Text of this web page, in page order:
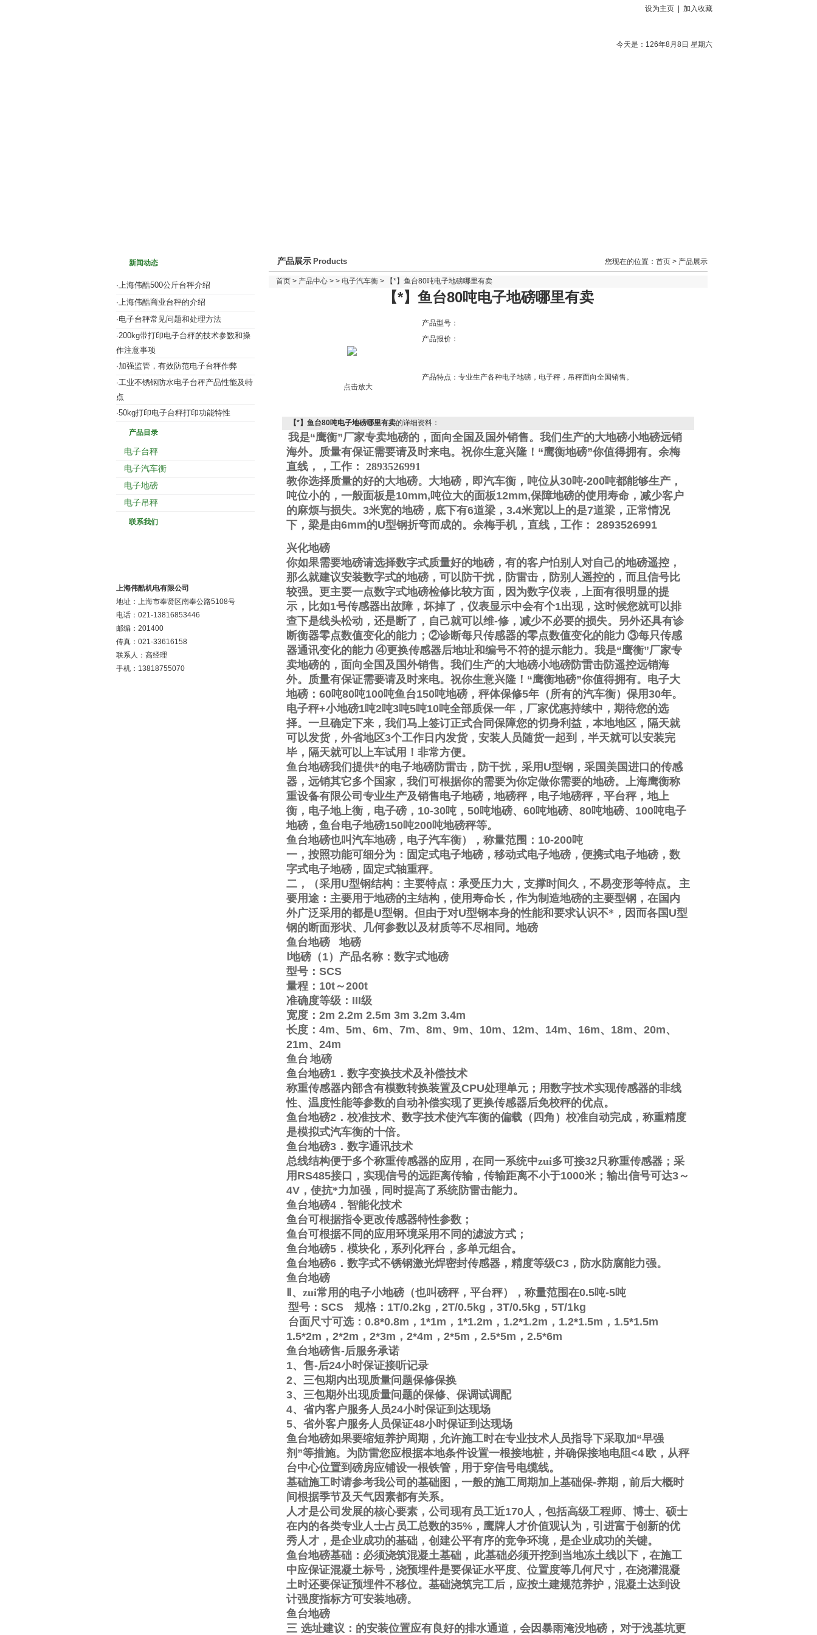
设为主页 加入收藏
今天是：126年8月8日 星期六
新闻动态
·上海伟酷500公斤台秤介绍
·上海伟酷商业台秤的介绍
·电子台秤常见问题和处理方法
·200kg带打印电子台秤的技术参数和操
作注意事项
·加强监管，有效防范电子台秤作弊
·工业不锈钢防水电子台秤产品性能及特
点
·50kg打印电子台秤打印功能特性
产品目录
电子台秤
电子汽车衡
电子地磅
电子吊秤
联系我们
上海伟酷机电有限公司
地址：上海市奉贤区南奉公路5108号
电话：021-13816853446
邮编：201400
传真：021-33616158
联系人：高经理
手机：13818755070
产品展示 Products 您现在的位置： 首页 > 产品展示
首页 > 产品中心 > > 电子汽车衡 > 【*】鱼台80吨电子地磅哪里有卖
【*】鱼台80吨电子地磅哪里有卖
点击放大
产品型号：
产品报价：
产品特点： 专业生产各种电子地磅，电子秤，吊秤面向全国销售。
【*】鱼台80吨电子地磅哪里有卖的详细资料：
我是“鹰衡”厂家专卖地磅的，面向全国及国外销售。我们生产的大地磅小地磅远销
海外。质量有保证需要请及时来电。祝你生意兴隆！“鹰衡地磅”你值得拥有。 余梅
直线 ， ，工作 ： 2893526991
教你选择质量的好的大地磅。大地磅，即汽车衡，吨位从30吨-200吨都能够生产，
吨位小的，一般面板是10mm,吨位大的面板12mm,保障地磅的使用寿命，减少客户
的麻烦与损失。 3米宽的地磅，底下有6道梁， 3.4米宽以上的是7道梁，正常情况
下，梁是由6mm的U型钢折弯而成的。 余梅手机，直线 ，工作 ： 2893526991
兴化地磅
你如果需要地磅请选择数字式质量好的地磅，有的客户怕别人对自己的地磅遥控，
那么就建议安装数字式的地磅，可以防干扰，防雷击，防别人遥控的，而且信号比
较强。更主要一点数字式地磅检修比较方面，因为数字仪表，上面有很明显的提
示，比如1号传感器出故障，坏掉了，仪表显示中会有个1出现，这时候您就可以排
查下是线头松动，还是断了，自己就可以维-修，减少不必要的损失。另外还具有诊
断衡器零点数值变化的能力； ②诊断每只传感器的零点数值变化的能力 ③每只传感
器通讯变化的能力 ④更换传感器后地址和编号不符的提示能力。我是“鹰衡”厂家专
卖地磅的，面向全国及国外销售。我们生产的大地磅小地磅防雷击防遥控远销海
外。质量有保证需要请及时来电。祝你生意兴隆！ “鹰衡地磅”你值得拥有。电子大
地磅： 60吨80吨100吨鱼台150吨地磅，秤体保修5年（所有的汽车衡）保用30年。
电子秤+小地磅1吨2吨3吨5吨10吨全部质保一年，厂家优惠持续中，期待您的选
择。一旦确定下来，我们马上签订正式合同保障您的切身利益，本地地区，隔天就
可以发货，外省地区3个工作日内发货，安装人员随货一起到，半天就可以安装完
毕，隔天就可以上车试用！非常方便。
鱼台地磅我们提供*的电子地磅防雷击，防干扰，采用 U型钢，采国美国进口的传感
器，远销其它多个国家，我们可根据你的需要为你定做你需要的地磅。上海鹰衡称
重设备有限公司专业生产及销售电子地磅，地磅秤，电子地磅秤，平台秤，地上
衡，电子地上衡，电子磅， 10-30吨， 50吨地磅、 60吨地磅、 80吨地磅、 100吨电子
地磅，鱼台电子地磅150吨200吨地磅秤等。
鱼台地磅也叫汽车地磅，电子汽车衡），称量范围： 10-200吨
一，按照功能可细分为：固定式电子地磅，移动式电子地磅，便携式电子地磅，数
字式电子地磅，固定式轴重秤。
二，（采用 U型钢结构：主要特点：承受压力大，支撑时间久，不易变形等特点。
主
要用途：主要用于地磅的主结构，使用寿命长，作为制造地磅的主要型钢，在国内
外广泛采用的都是U型钢。但由于对U型钢本身的性能和要求认识不*，因而各国 U型
钢的断面形状、几何参数以及材质等不尽相同。地磅
鱼台地磅
地磅
地磅（1）产品名称：数字式地磅
型号： SCS
量程： 10t～200t
准确度等级： III级
宽度： 2m 2.2m 2.5m 3m 3.2m 3.4m
长度： 4m、 5m、 6m、 7m、 8m、 9m、 10m、 12m、 14m、 16m、 18m、 20m、
21m、 24m
鱼台 地磅
鱼台地磅1 ．数字变换技术及补偿技术
称重传感器内部含有模数转换装置及CPU处理单元；用数字技术实现传感器的非线
性、温度性能等参数的自动补偿实现了更换传感器后免校秤的优点。
鱼台地磅2 ．校准技术、数字技术使汽车衡的偏载（四角）校准自动完成，称重精度
是模拟式汽车衡的十倍。
鱼台地磅3 ．数字通讯技术
总线结构便于多个称重传感器的应用，在同一系统中zui多可接32只称重传感器；采
用 RS485接口，实现信号的远距离传输，传输距离不小于1000米；输出信号可达3～
4V ，使抗*力加强，同时提高了系统防雷击能力。
鱼台地磅4 ．智能化技术
鱼台可根据指令更改传感器特性参数；
鱼台可根据不同的应用环境采用不同的滤波方式；
鱼台地磅5 ．模块化，系列化秤台，多单元组合。
鱼台地磅6 ．数字式不锈钢激光焊密封传感器，精度等级C3 ，防水防腐能力强。
鱼台地磅
、zui常用的电子小地磅（也叫磅秤，平台秤），称量范围在0.5吨-5吨
型号： SCS 规格： 1T/0.2kg ， 2T/0.5kg ， 3T/0.5kg ， 5T/1kg
台面尺寸可选： 0.8*0.8m ， 1*1m ， 1*1.2m ， 1.2*1.2m ， 1.2*1.5m ， 1.5*1.5m
1.5*2m ， 2*2m ， 2*3m ， 2*4m ， 2*5m ， 2.5*5m ， 2.5*6m
鱼台地磅售-后服务承诺
1、售-后24小时保证接听记录
2、三包期内出现质量问题保修保换
3、三包期外出现质量问题的保修、保调试调配
4、省内客户服务人员24小时保证到达现场
5、省外客户服务人员保证48小时保证到达现场
鱼台地磅如果要缩短养护周期，允许施工时在专业技术人员指导下采取加“早强
剂 ”等措施。为防雷您应根据本地条件设置一根接地桩，并确保接地电阻<4 欧，从秤
台中心位置到磅房应铺设一根铁管，用于穿信号电缆线。
基础施工时请参考我公司的基础图，一般的施工周期加上基础保-养期，前后大概时
间根据季节及天气因素都有关系。
人才是公司发展的核心要素，公司现有员工近170人，包括高级工程师、博士、硕士
在内的各类专业人士占员工总数的35% ，鹰牌人才价值观认为，引进富于创新的优
秀人才，是企业成功的基础，创建公平有序的竞争环境，是企业成功的关键。
鱼台地磅基础：必须浇筑混凝土基础， 此基础必须开挖到当地冻土线以下，在施工
中应保证混凝土标号，浇预埋件是要保证水平度、位置度等几何尺寸，在浇灌混凝
土时还要保证预埋件不移位。基础浇筑完工后，应按土建规范养护，混凝土达到设
计强度指标方可安装地磅。
鱼台地磅
三 选址建议：的安装位置应有良好的排水通道，会因暴雨淹没地磅， 对于浅基坑更